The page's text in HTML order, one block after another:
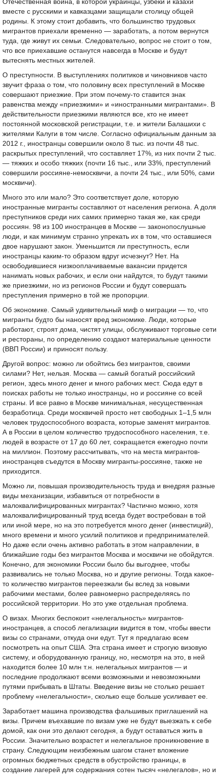
Отечественная война, в которой украинцы, узбеки и казахи
вместе с русскими и кавказцами защищали столицу общей
родины. К этому стоит добавить, что большинство трудовых
мигрантов приехали временно — заработать, а потом вернутся
туда, где живут их семьи. Следовательно, вопрос не стоит о том,
что все приехавшие останутся навсегда в Москве и будут
вытеснять местных жителей.
О преступности. В выступлениях политиков и чиновников часто
звучит фраза о том, что половину всех преступлений в Москве
совершают приезжие. При этом почему-то ставится знак
равенства между «приезжими» и «иностранными мигрантами». В
действительности приезжими являются все, кто не имеет
постоянной московской регистрации, т.е. и жители Балашихи с
жителями Калуги в том числе. Согласно официальным данным за
2012 г., иностранцы совершили около 8 тыс. из почти 48 тыс.
раскрытых преступлений, что составляет 17%, из них почти 2 тыс.
— тяжких и особо тяжких (почти 16 тыс., или 33%, преступлений
совершили россияне-немосквичи, а почти 24 тыс., или 50%, сами
москвичи).
Много это или мало? Это соответствует доле, которую
иностранные мигранты составляют от населения региона. А доля
преступников среди них самих примерно такая же, как среди
россиян. 98 из 100 иностранцев в Москве — законопослушные
люди, и как минимум странно упрекать их в том, что оставшиеся
двое нарушают закон. Уменьшится ли преступность, если
иностранцы каким-то образом вдруг исчезнут? Нет. На
освободившиеся низкооплачиваемые вакансии придется
нанимать новых рабочих, и если они найдутся, то будут такими
же приезжими, но из регионов России и будут совершать
преступления примерно в той же пропорции.
Об экономике. Самый удивительный миф о миграции — то, что
мигранты будто бы наносят вред экономике. Люди, которые
работают, строят дома, чистят улицы, обслуживают торговые сети
и рестораны, по определению создают материальные ценности
(ВВП России) и приносят пользу.
Другой вопрос: можно ли обойтись без мигрантов, своими
силами? Нет, нельзя. Москва — самый богатый российский
регион, здесь много денег и много рабочих мест. Сюда едут в
поисках работы не только иностранцы, но и россияне со всей
страны. И все равно в Москве минимальная, несущественная
безработица. Среди москвичей просто нет свободных 1–1,5 млн
человек трудоспособного возраста, которые заменят мигрантов.
А в России в целом количество трудоспособного населения, т.е.
людей в возрасте от 17 до 60 лет, сокращается ежегодно почти
на миллион. Поэтому рассчитывать, что на места мигрантов-
иностранцев съедутся в Москву мигранты-россияне, также не
приходится.
Можно ли, повышая производительность труда и внедряя разные
виды механизации, избавиться от потребности в
малоквалифицированных мигрантах? Частично можно, хотя
малоквалифицированный труд всегда будет востребован в той
или иной мере, но на это потребуется много денег (инвестиций),
много времени и много усилий политиков и предпринимателей.
Но даже если очень активно работать в этом направлении, в
ближайшие годы без мигрантов Москва и москвичи не обойдутся.
Конечно, для экономики России было бы выгоднее, чтобы
развивались не только Москва, но и другие регионы. Тогда какое-
то количество мигрантов переезжали бы вслед за новыми
рабочими местами, более равномерно распределяясь по
российской территории. Но это уже отдельная проблема.
О визах. Многих беспокоит «нелегальность» мигрантов-
иностранцев, а способ легализации видится в том, чтобы ввести
визы со странами, откуда они едут. Тут я предлагаю всем
посмотреть на опыт США. Эта страна имеет и строгую визовую
систему, и оборудованную границу, но, несмотря на это, в ней
находится более 10 млн т.н. нелегальных мигрантов — и
последние продолжают всеми возможными и невозможными
путями прибывать в Штаты. Введение визы не столько решает
проблему «нелегальности», сколько еще больше усиливает ее.
Заработает машина производства фальшивых приглашений на
визы. Причем въехавшие по визам уже не будут выезжать к себе
домой, как они это делают сегодня, а будут оставаться жить в
России. Значительно возрастет и нелегальное проникновение в
страну. Следующим неизбежным шагом станет вложение
огромных бюджетных средств в обустройство границы, в
создание лагерей для содержания сотен тысяч «нелегалов», но и